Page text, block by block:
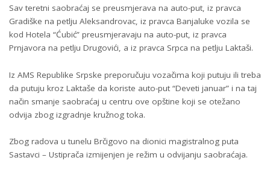
Sav teretni saobraćaj se preusmjerava na auto-put, iz pravca
Gradiške na petlju Aleksandrovac, iz pravca Banjaluke vozila se
kod Hotela “Ćubić” preusmjeravaju na auto-put, iz pravca
Prnjavora na petlju Drugovići, a iz pravca Srpca na petlju Laktaši.
Iz AMS Republike Srpske preporučuju vozačima koji putuju ili treba
da putuju kroz Laktaše da koriste auto-put “Deveti januar” i na taj
način smanje saobraćaj u centru ove opštine koji se otežano
odvija zbog izgradnje kružnog toka.
Zbog radova u tunelu Brčigovo na dionici magistralnog puta
Sastavci – Ustiprača izmijenjen je režim u odvijanju saobraćaja.